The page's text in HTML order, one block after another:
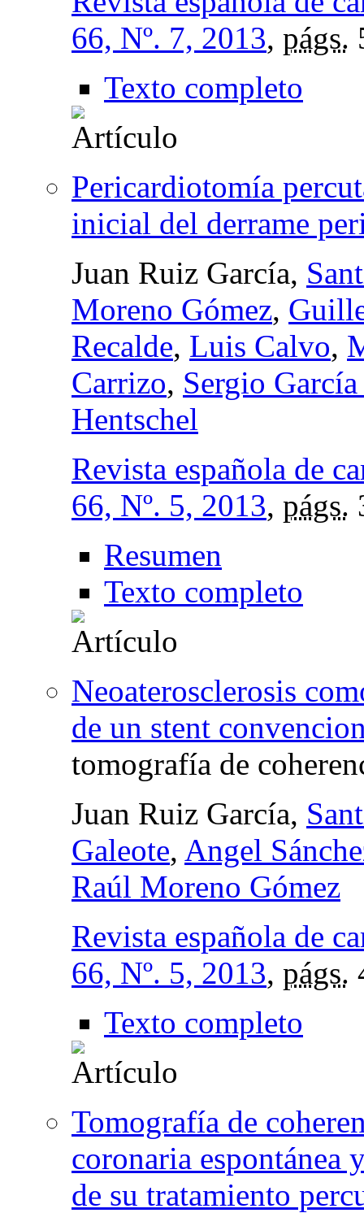
66, Nº. 7, 2013, págs.
Texto completo
Pericardiotomía
inicial del derrame
Juan Ruiz García,
Moreno Gómez,
Recalde, Luis Calvo,
Carrizo, Sergio
Hentschel
Revista española de
66, Nº. 5, 2013, págs.
Resumen
Texto completo
Neoaterosclerosis
de un stent
tomografía de
Juan Ruiz García,
Galeote, Angel
Raúl Moreno Gómez
Revista española de
66, Nº. 5, 2013, págs.
Texto completo
Tomografía de
coronaria espontánea
de su tratamiento